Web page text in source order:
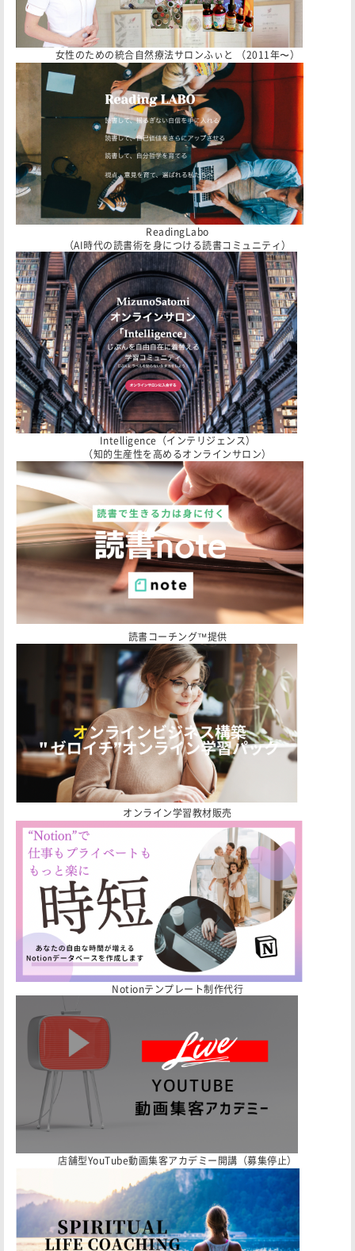
女性のための統合自然療法サロンふぃと （2011年〜）
ReadingLabo
（AI時代の読書術を身につける読書コミュニティ）
Intelligence（インテリジェンス）
（知的生産性を高めるオンラインサロン）
読書コーチング™️提供
オンライン学習教材販売
Notionテンプレート制作代行
店舗型YouTube動画集客アカデミー開講（募集停止）